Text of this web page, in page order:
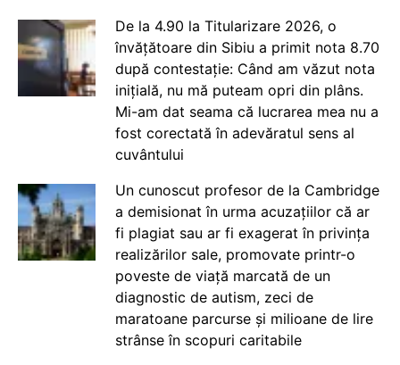
De la 4.90 la Titularizare 2026, o
învățătoare din Sibiu a primit nota 8.70
după contestație: Când am văzut nota
inițială, nu mă puteam opri din plâns.
Mi-am dat seama că lucrarea mea nu a
fost corectată în adevăratul sens al
cuvântului
Un cunoscut profesor de la Cambridge
a demisionat în urma acuzațiilor că ar
fi plagiat sau ar fi exagerat în privința
realizărilor sale, promovate printr-o
poveste de viață marcată de un
diagnostic de autism, zeci de
maratoane parcurse și milioane de lire
strânse în scopuri caritabile